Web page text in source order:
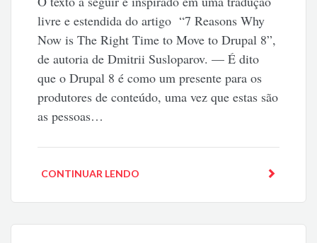
livre e estendida do artigo “7 Reasons Why
Now is The Right Time to Move to Drupal 8”,
de autoria de Dmitrii Susloparov. — É dito
que o Drupal 8 é como um presente para os
produtores de conteúdo, uma vez que estas são
as pessoas…
CONTINUAR LENDO